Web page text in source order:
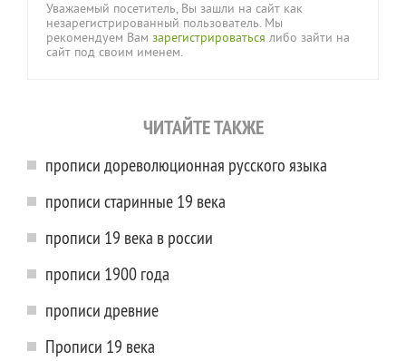
Уважаемый посетитель, Вы зашли на сайт как
незарегистрированный пользователь. Мы
рекомендуем Вам зарегистрироваться либо зайти на
сайт под своим именем.
ЧИТАЙТЕ ТАКЖЕ
прописи дореволюционная русского языка
прописи старинные 19 века
прописи 19 века в россии
прописи 1900 года
прописи древние
Прописи 19 века